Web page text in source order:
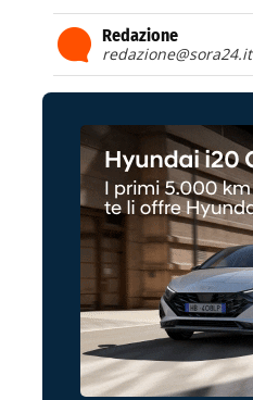
Redazione
redazione@sora24.it